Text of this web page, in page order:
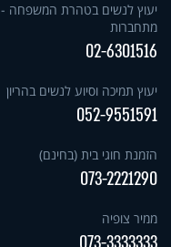
יעוץ לנשים בטהרת המשפחה -
מתחברות
02-6301516
יעוץ תמיכה וסיוע לנשים בהריון
052-9551591
הזמנת חוגי בית (בחינם)
073-2221290
ממיר צופיה